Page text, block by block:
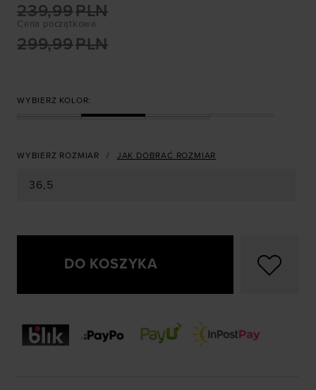
Cena początkowa
299,99PLN
239,99PLN
WYBIERZ KOLOR:
WYBIERZ ROZMIAR JAK DOBRAĆ ROZMIAR
36,5
DO KOSZYKA